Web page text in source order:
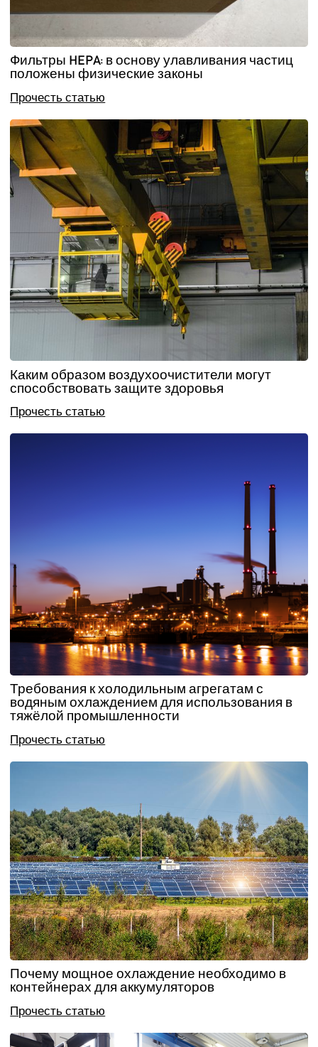
Фильтры HEPA: в основу улавливания частиц
положены физические законы
Прочесть статью
Каким образом воздухоочистители могут
способствовать защите здоровья
Прочесть статью
Требования к холодильным агрегатам с
водяным охлаждением для использования в
тяжёлой промышленности
Прочесть статью
Почему мощное охлаждение необходимо в
контейнерах для аккумуляторов
Прочесть статью